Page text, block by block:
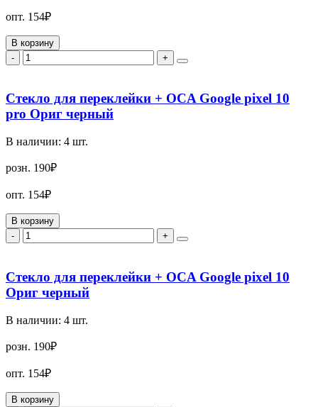
опт. 154₽
В корзину
-
+
Стекло для переклейки + OCA Google pixel 10
pro Ориг черный
В наличии: 4 шт.
розн. 190₽
опт. 154₽
В корзину
-
+
Стекло для переклейки + OCA Google pixel 10
Ориг черный
В наличии: 4 шт.
розн. 190₽
опт. 154₽
В корзину